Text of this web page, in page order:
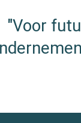
"Voor